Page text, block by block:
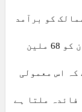
ممالک کو برآمد
کیا جس سے ترسیلات زر کی مد میں پاکستان کو 68 ملین
کہ اس معمولی
فائدہ ملتا ہے